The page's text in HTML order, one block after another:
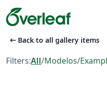
arrow_left_alt Back to all gallery items
Filters:All/Modelos/